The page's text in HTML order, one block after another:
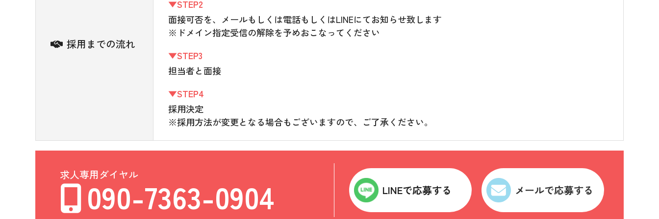
採用までの流れ
▼STEP2
面接可否を、メールもしくは電話もしくはLINEにてお知らせ致します
※ドメイン指定受信の解除を予めおこなってください
▼STEP3
担当者と面接
▼STEP4
採用決定
※採用方法が変更となる場合もございますので、ご了承ください。
求人専用ダイヤル
090-7363-0904 LINEで応募する メールで応募する